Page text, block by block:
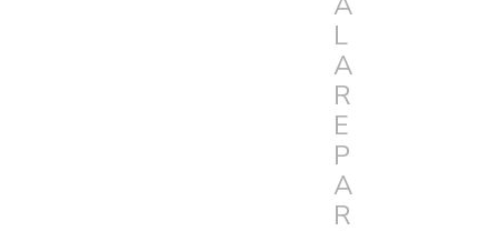
L
A
R
E
P
A
R